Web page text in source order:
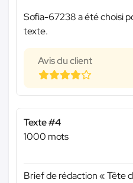
Sofia-67238 a été choisi
texte.
Avis du client
Texte #4
1000 mots
Brief de rédaction « Tête